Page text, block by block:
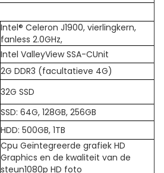
Intel® Celeron J1900, vierlingkern,
fanless 2.0GHz,
Intel ValleyView SSA-CUnit
2G DDR3 (facultatieve 4G)
32G SSD
SSD: 64G, 128GB, 256GB
HDD: 500GB, 1TB
Cpu Geïntegreerde grafiek HD
Graphics en de kwaliteit van de
steun1080p HD foto